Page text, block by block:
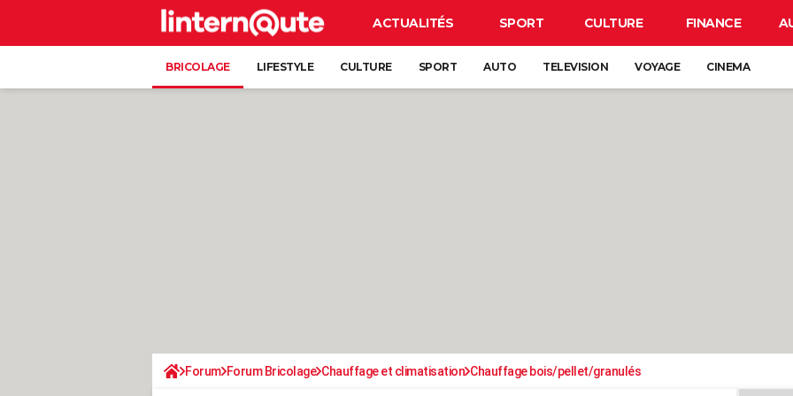
ACTUALITÉS SPORT CULTURE FINANCE
BRICOLAGE LIFESTYLE CULTURE SPORT AUTO TELEVISION VOYAGE CINEMA
Forum Forum Bricolage Chauffage et climatisation Chauffage bois/pellet/granulés